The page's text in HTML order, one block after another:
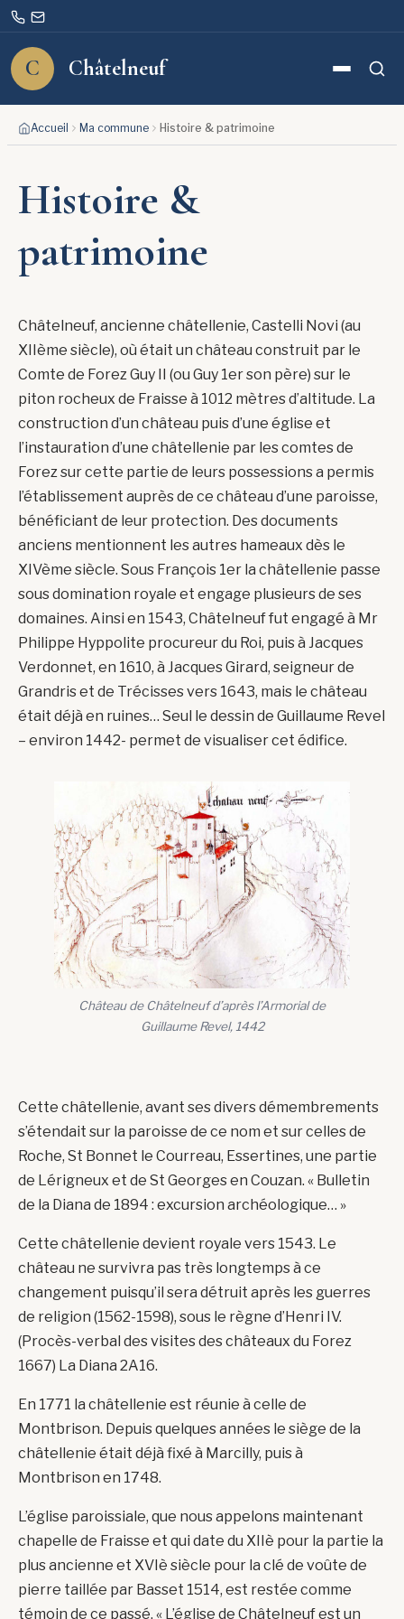
Aller
au
C Châtelneuf
Rechercher
Accueil Ma commune Histoire & patrimoine
Histoire &
patrimoine
Châtelneuf, ancienne châtellenie, Castelli Novi (au
XIIème siècle), où était un château construit par le
Comte de Forez Guy II (ou Guy 1er son père) sur le
piton rocheux de Fraisse à 1012 mètres d’altitude. La
construction d’un château puis d’une église et
l’instauration d’une châtellenie par les comtes de
Forez sur cette partie de leurs possessions a permis
l’établissement auprès de ce château d’une paroisse,
bénéficiant de leur protection. Des documents
anciens mentionnent les autres hameaux dès le
XIVème siècle. Sous François 1er la châtellenie passe
sous domination royale et engage plusieurs de ses
domaines. Ainsi en 1543, Châtelneuf fut engagé à Mr
Philippe Hyppolite procureur du Roi, puis à Jacques
Verdonnet, en 1610, à Jacques Girard, seigneur de
Grandris et de Trécisses vers 1643, mais le château
était déjà en ruines… Seul le dessin de Guillaume Revel
– environ 1442- permet de visualiser cet édifice.
Château de Châtelneuf d’après l’Armorial de
Guillaume Revel, 1442
Cette châtellenie, avant ses divers démembrements
s’étendait sur la paroisse de ce nom et sur celles de
Roche, St Bonnet le Courreau, Essertines, une partie
de Lérigneux et de St Georges en Couzan. « Bulletin
de la Diana de 1894 : excursion archéologique… »
Cette châtellenie devient royale vers 1543. Le
château ne survivra pas très longtemps à ce
changement puisqu’il sera détruit après les guerres
de religion (1562-1598), sous le règne d’Henri IV.
(Procès-verbal des visites des châteaux du Forez
1667) La Diana 2A16.
En 1771 la châtellenie est réunie à celle de
Montbrison. Depuis quelques années le siège de la
châtellenie était déjà fixé à Marcilly, puis à
Montbrison en 1748.
L’église paroissiale, que nous appelons maintenant
chapelle de Fraisse et qui date du XIIè pour la partie la
plus ancienne et XVIè siècle pour la clé de voûte de
pierre taillée par Basset 1514, est restée comme
témoin de ce passé. « L’église de Châtelneuf est un